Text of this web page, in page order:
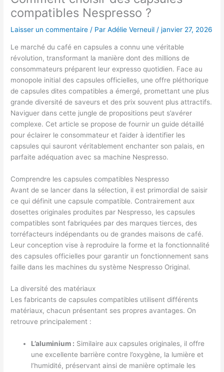
compatibles Nespresso ?
Laisser un commentaire / ParAdélie Verneuil /janvier 27, 2026
Le marché du café en capsules a connu une véritable
révolution, transformant la manière dont des millions de
consommateurs préparent leur expresso quotidien. Face au
monopole initial des capsules officielles, une offre pléthorique
de capsules dites compatibles a émergé, promettant une plus
grande diversité de saveurs et des prix souvent plus attractifs.
Naviguer dans cette jungle de propositions peut s’avérer
complexe. Cet article se propose de fournir un guide détaillé
pour éclairer le consommateur et l’aider à identifier les
capsules qui sauront véritablement enchanter son palais, en
parfaite adéquation avec sa machine Nespresso.
Comprendre les capsules compatibles Nespresso
Avant de se lancer dans la sélection, il est primordial de saisir
ce qui définit une capsule compatible. Contrairement aux
dosettes originales produites par Nespresso, les capsules
compatibles sont fabriquées par des marques tierces, des
torréfacteurs indépendants ou de grandes maisons de café.
Leur conception vise à reproduire la forme et la fonctionnalité
des capsules officielles pour garantir un fonctionnement sans
faille dans les machines du système Nespresso Original.
La diversité des matériaux
Les fabricants de capsules compatibles utilisent différents
matériaux, chacun présentant ses propres avantages. On
retrouve principalement :
L’aluminium : Similaire aux capsules originales, il offre
une excellente barrière contre l’oxygène, la lumière et
l’humidité, préservant ainsi de manière optimale les